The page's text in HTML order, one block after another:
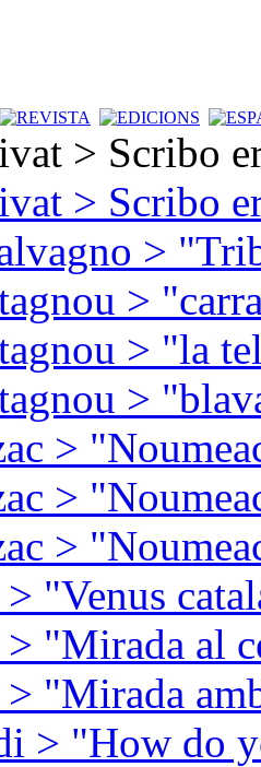
> Scribo
> Scribo
>
>
> "la
>
>
>
>
"Venus
"Mirada al
"Mirada
> "How do